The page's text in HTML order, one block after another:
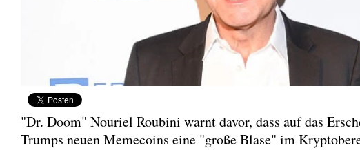
"Dr. Doom" Nouriel Roubini warnt davor, dass auf das
Trumps neuen Memecoins eine "große Blase" im